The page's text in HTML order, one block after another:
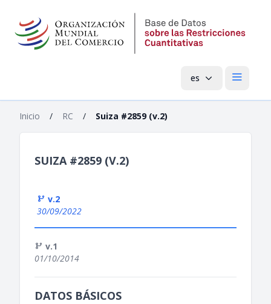
es Menú
Inicio / RC / Suiza #2859 (v.2)
SUIZA #2859 (V.2)
v.2
30/09/2022
v.1
01/10/2014
DATOS BÁSICOS